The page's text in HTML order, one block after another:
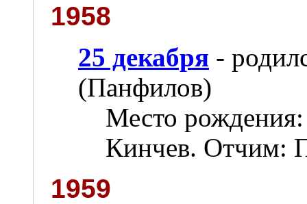
1958
25 декабря -
(Панфилов)
Место
Кинчев. Отчим:
1959